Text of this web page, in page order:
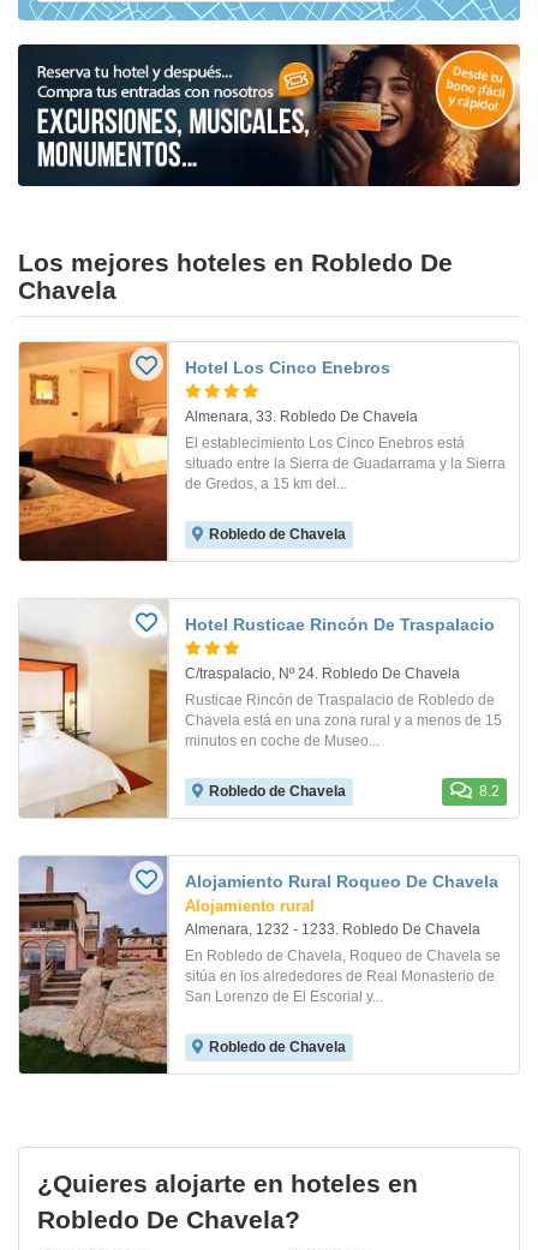
Los mejores hoteles en Robledo De
Chavela
Hotel Los Cinco Enebros
Almenara, 33. Robledo De Chavela
El establecimiento Los Cinco Enebros está
situado entre la Sierra de Guadarrama y la Sierra
de Gredos, a 15 km del...
Robledo de Chavela
Hotel Rusticae Rincón De Traspalacio
C/traspalacio, Nº 24. Robledo De Chavela
Rusticae Rincón de Traspalacio de Robledo de
Chavela está en una zona rural y a menos de 15
minutos en coche de Museo...
Robledo de Chavela 8.2
Alojamiento Rural Roqueo De Chavela
Alojamiento rural
Almenara, 1232 - 1233. Robledo De Chavela
En Robledo de Chavela, Roqueo de Chavela se
sitúa en los alrededores de Real Monasterio de
San Lorenzo de El Escorial y...
Robledo de Chavela
¿Quieres alojarte en hoteles en
Robledo De Chavela?